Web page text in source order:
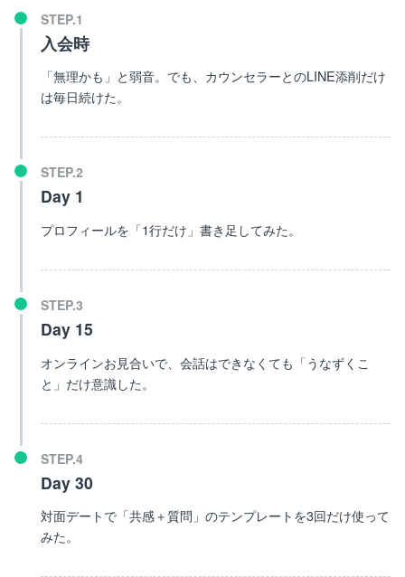
入会時
「無理かも」と弱音。でも、カウンセラーとのLINE添削だけ
は毎日続けた。
Day 1
プロフィールを「1行だけ」書き足してみた。
Day 15
オンラインお見合いで、会話はできなくても「うなずくこ
と」だけ意識した。
Day 30
対面デートで「共感＋質問」のテンプレートを3回だけ使って
みた。